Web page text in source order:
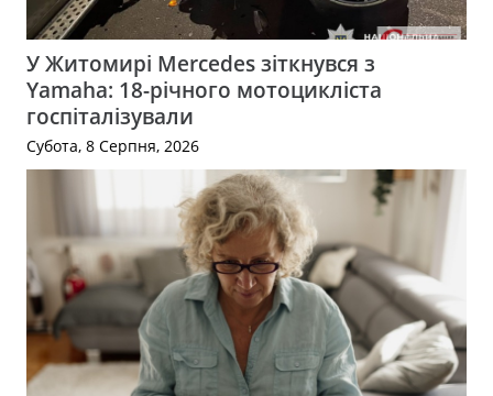
У Житомирі Mercedes зіткнувся з
Yamaha: 18-річного мотоцикліста
госпіталізували
Субота, 8 Серпня, 2026